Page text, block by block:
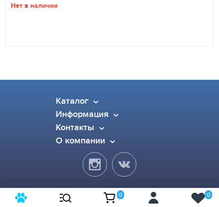
Нет в наличии
Каталог
Информация
Контакты
О компании
© 2015-2026 Pet Dog. Все права защищены.
0 0